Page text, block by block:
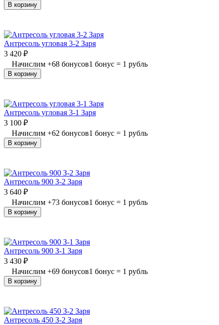
В корзину
Антресоль угловая 3-2 Заря
3 420 ₽
Начислим +68 бонусов1 бонус = 1 рубль
В корзину
Антресоль угловая 3-1 Заря
3 100 ₽
Начислим +62 бонусов1 бонус = 1 рубль
В корзину
Антресоль 900 З-2 Заря
3 640 ₽
Начислим +73 бонусов1 бонус = 1 рубль
В корзину
Антресоль 900 З-1 Заря
3 430 ₽
Начислим +69 бонусов1 бонус = 1 рубль
В корзину
Антресоль 450 З-2 Заря